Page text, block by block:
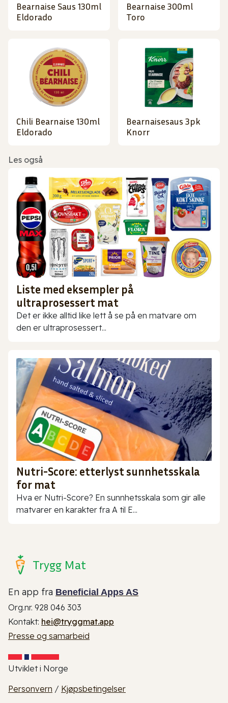
Bearnaise Saus 130ml
Eldorado
Bearnaise 300ml
Toro
Chili Bearnaise 130ml
Eldorado
Bearnaisesaus 3pk
Knorr
Les også
Liste med eksempler på
ultraprosessert mat
Det er ikke alltid like lett å se på en matvare om
den er ultraprosessert...
Nutri-Score: etterlyst sunnhetsskala
for mat
Hva er Nutri-Score? En sunnhetsskala som gir alle
matvarer en karakter fra A til E...
Trygg Mat
En app fra Beneficial Apps AS
Org.nr. 928 046 303
Kontakt: hei@tryggmat.app
Presse og samarbeid
Utviklet i Norge
Personvern / Kjøpsbetingelser